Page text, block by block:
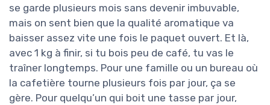
se garde plusieurs mois sans devenir imbuvable,
mais on sent bien que la qualité aromatique va
baisser assez vite une fois le paquet ouvert. Et là,
avec 1 kg à finir, si tu bois peu de café, tu vas le
traîner longtemps. Pour une famille ou un bureau où
la cafetière tourne plusieurs fois par jour, ça se
gère. Pour quelqu’un qui boit une tasse par jour,